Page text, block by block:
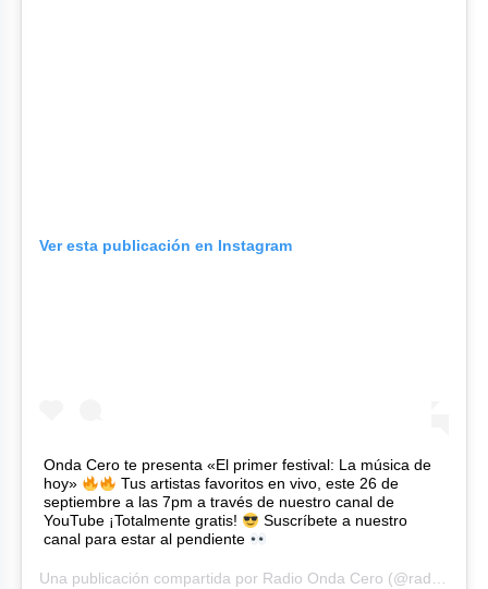
Ver esta publicación en Instagram
Onda Cero te presenta «El primer festival: La música de
hoy»
Tus artistas favoritos en vivo, este 26 de
septiembre a las 7pm a través de nuestro canal de
YouTube ¡Totalmente gratis!
Suscríbete a nuestro
canal para estar al pendiente
Una publicación compartida por Radio Onda Cero (@radioondacero) el